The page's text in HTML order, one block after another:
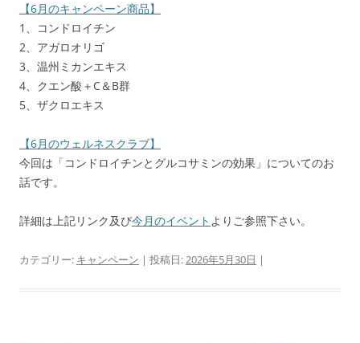
【6月のキャンペーン商品】
1、コンドロイチン
2、アガロオリゴ
3、温州ミカンエキス
4、クエン酸＋C＆B群
5、ザクロエキス
【6月のウェルネスクラブ】
今回は「コンドロイチンとグルコサミンの効果」についてのお
話です。
詳細は上記リンク及び今月のイベント よりご参照下さい。
カテゴリー: キャンペーン | 投稿日:2026年5月30日 |